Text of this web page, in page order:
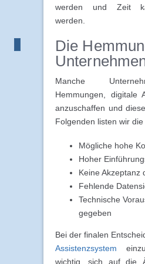
werden und Zeit
werden.
Die
Manche
Hemmungen, digitale
anzuschaffen und
Folgenden listen wir
Mögliche hohe
Hoher
Keine Akzeptanz
Fehlende
Technische
gegeben
Bei der finalen
Assistenzsystem
wichtig, sich auf die